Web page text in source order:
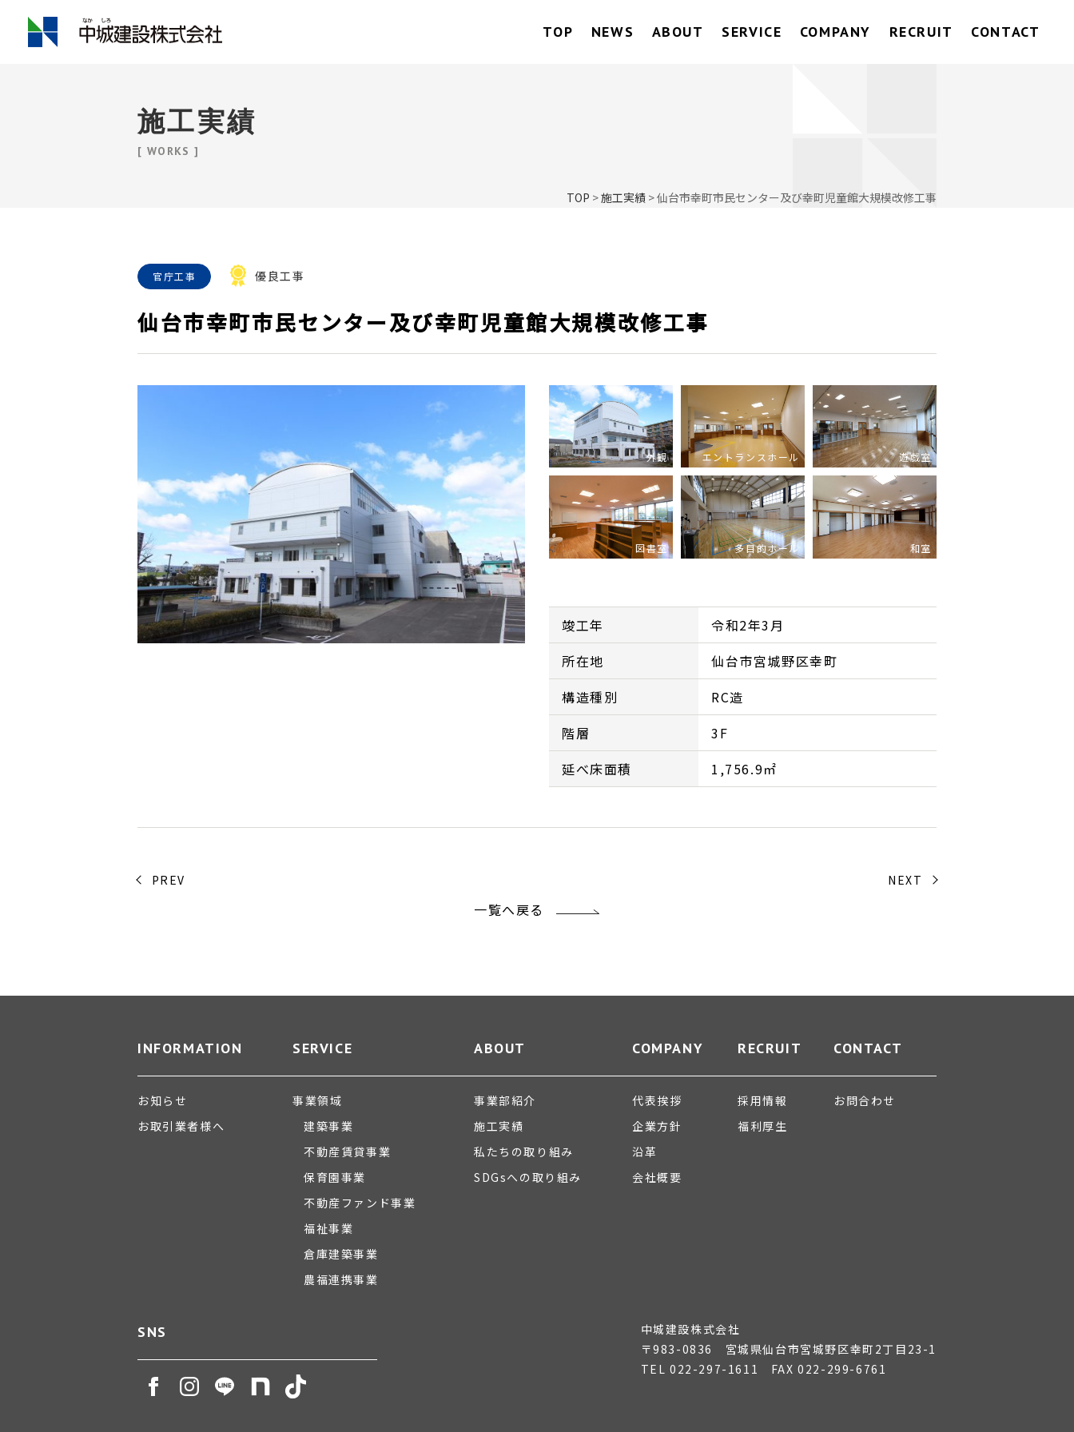
TOP NEWS ABOUT SERVICE COMPANY RECRUIT CONTACT
施工実績
[ WORKS ]
TOP >施工実績 >仙台市幸町市民センター及び幸町児童館大規模改修工事
官庁工事 優良工事
仙台市幸町市民センター及び幸町児童館大規模改修工事
外観 エントランスホール 遊戯室
図書室 多目的ホール 和室
竣工年
令和2年3月
所在地
仙台市宮城野区幸町
構造種別
RC造
階層
3F
延べ床面積
1,756.9㎡
PREV NEXT
一覧へ戻る
INFORMATION
お知らせ
お取引業者様へ
SERVICE
事業領域
建築事業
不動産賃貸事業
保育園事業
不動産ファンド事業
福祉事業
倉庫建築事業
農福連携事業
ABOUT
事業部紹介
施工実績
私たちの取り組み
SDGsへの取り組み
COMPANY
代表挨拶
企業方針
沿革
会社概要
RECRUIT
採用情報
福利厚生
CONTACT
お問合わせ
SNS
中城建設株式会社
〒983-0836 宮城県仙台市宮城野区幸町2丁目23-1
TEL 022-297-1611 FAX 022-299-6761